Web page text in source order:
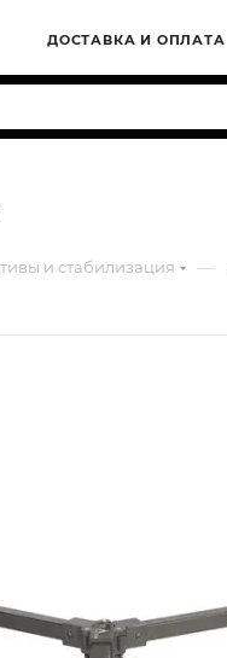
ДОСТАВКА И ОПЛАТА
и стабилизация —